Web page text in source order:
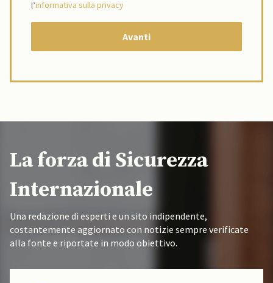
l’informativa sulla privacy
La forza di Sicurezza
Internazionale
Una redazione di esperti e un sito indipendente,
costantemente aggiornato con notizie sempre verificate
alla fonte e riportate in modo obiettivo.